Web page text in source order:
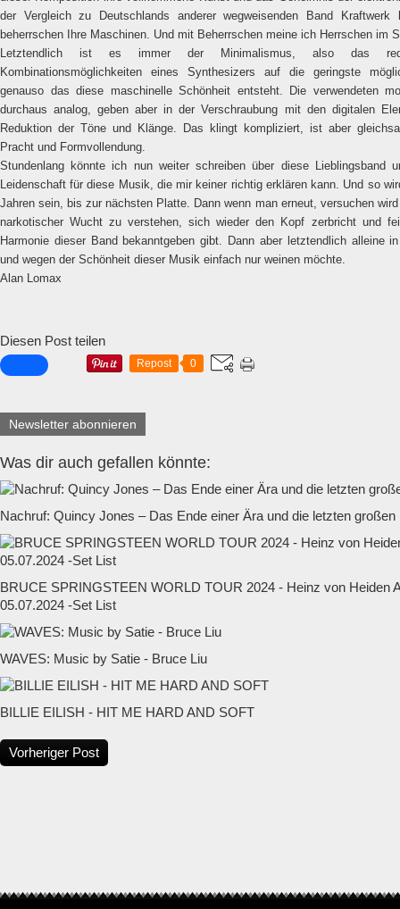
der Vergleich zu Deutschlands anderer wegweisenden Band Kraftwerk
beherrschen Ihre Maschinen. Und mit Beherrschen meine ich Herrschen im
Letztendlich ist es immer der Minimalismus, also das
Kombinationsmöglichkeiten eines Synthesizers auf die geringste
genauso das diese maschinelle Schönheit entsteht. Die verwendeten
durchaus analog, geben aber in der Verschraubung mit den digitalen
Reduktion der Töne und Klänge. Das klingt kompliziert, ist aber
Pracht und Formvollendung.
Stundenlang könnte ich nun weiter schreiben über diese Lieblingsband
Leidenschaft für diese Musik, die mir keiner richtig erklären kann. Und so
Jahren sein, bis zur nächsten Platte. Dann wenn man erneut, versuchen
narkotischer Wucht zu verstehen, sich wieder den Kopf zerbricht und
Harmonie dieser Band bekanntgeben gibt. Dann aber letztendlich alleine
und wegen der Schönheit dieser Musik einfach nur weinen möchte.
Alan Lomax
Diesen Post teilen
Repost 0
Newsletter abonnieren
Was dir auch gefallen könnte:
Nachruf: Quincy Jones – Das Ende einer Ära und die letzten großen
BRUCE SPRINGSTEEN WORLD TOUR 2024 - Heinz von Heiden
05.07.2024 -Set List
WAVES: Music by Satie - Bruce Liu
BILLIE EILISH - HIT ME HARD AND SOFT
Vorheriger Post